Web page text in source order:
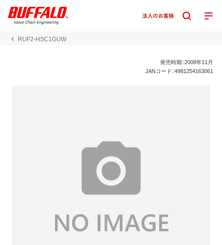
RUF2-HSC1GUW
発売時期：2008年11月
JANコード：4981254163061